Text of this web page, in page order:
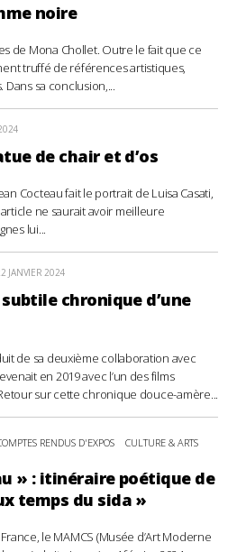
noire
de Mona Chollet. Outre le fait que ce
truffé de références artistiques,
sa conclusion,...
de chair et d’os
Cocteau fait le portrait de Luisa Casati,
ne saurait avoir meilleure
lui...
JANVIER 2024
chronique d’une
de sa deuxième collaboration avec
en 2019 avec l’un des films
sur cette chronique douce-amère...
RENDUS D'EXPOS CULTURE & ARTS
» : itinéraire poétique de
temps du sida »
le MAMCS (Musée d’Art Moderne